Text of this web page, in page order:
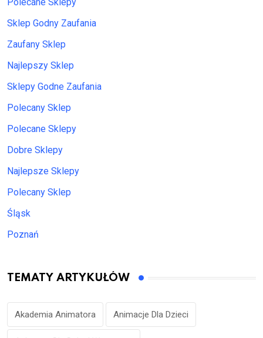
Sklep Godny Zaufania
Zaufany Sklep
Najlepszy Sklep
Sklepy Godne Zaufania
Polecany Sklep
Polecane Sklepy
Dobre Sklepy
Najlepsze Sklepy
Polecany Sklep
Śląsk
Poznań
TEMATY ARTYKUŁÓW
Akademia Animatora Animacje Dla Dzieci